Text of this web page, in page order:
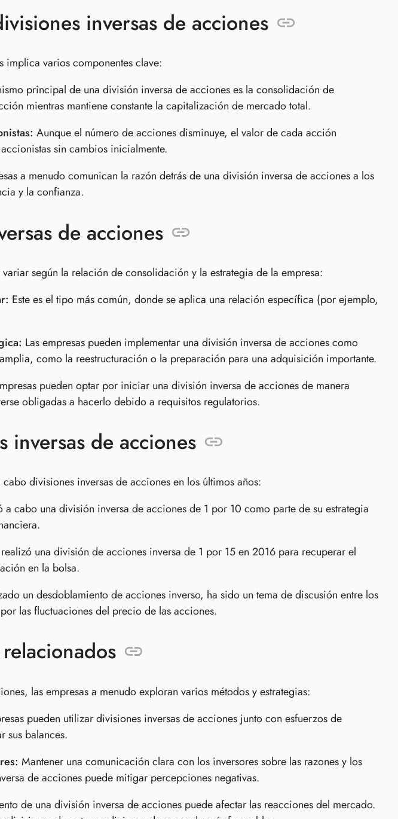
inversas de acciones
implica varios componentes clave:
principal de una división inversa de acciones es la consolidación de
mientras mantiene constante la capitalización de mercado total.
Aunque el número de acciones disminuye, el valor de cada acción
sin cambios inicialmente.
a menudo comunican la razón detrás de una división inversa de acciones a los
y la confianza.
de acciones
según la relación de consolidación y la estrategia de la empresa:
Este es el tipo más común, donde se aplica una relación específica (por ejemplo,
Las empresas pueden implementar una división inversa de acciones como
como la reestructuración o la preparación para una adquisición importante.
pueden optar por iniciar una división inversa de acciones de manera
obligadas a hacerlo debido a requisitos regulatorios.
inversas de acciones
divisiones inversas de acciones en los últimos años:
cabo una división inversa de acciones de 1 por 10 como parte de su estrategia
una división de acciones inversa de 1 por 15 en 2016 para recuperar el
en la bolsa.
un desdoblamiento de acciones inverso, ha sido un tema de discusión entre los
las fluctuaciones del precio de las acciones.
las empresas a menudo exploran varios métodos y estrategias:
pueden utilizar divisiones inversas de acciones junto con esfuerzos de
sus balances.
Mantener una comunicación clara con los inversores sobre las razones y los
de acciones puede mitigar percepciones negativas.
de una división inversa de acciones puede afectar las reacciones del mercado.